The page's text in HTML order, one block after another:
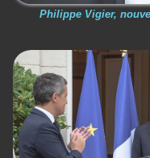
Philippe Vigier,